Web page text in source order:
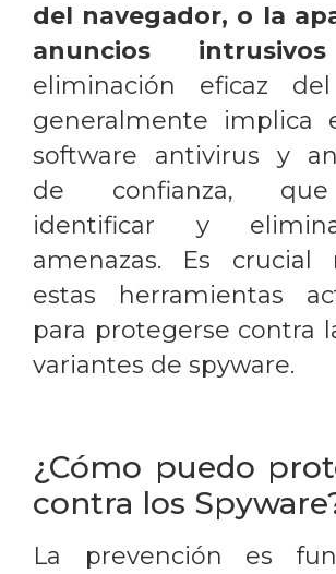
del navegador, o la
anuncios intrusivos
eliminación eficaz
generalmente implica
software antivirus y
de confianza,
identificar y
amenazas. Es crucial
estas herramientas
para protegerse contra
variantes de spyware.
¿Cómo puedo
contra los
La prevención es